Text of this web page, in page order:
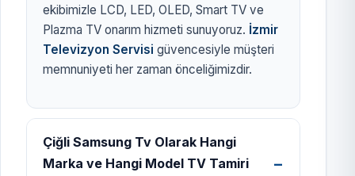
ekibimizle LCD, LED, OLED, Smart TV ve
Plazma TV onarım hizmeti sunuyoruz. İzmir
Televizyon Servisi güvencesiyle müşteri
memnuniyeti her zaman önceliğimizdir.
Çiğli Samsung Tv Olarak Hangi
Marka ve Hangi Model TV Tamiri